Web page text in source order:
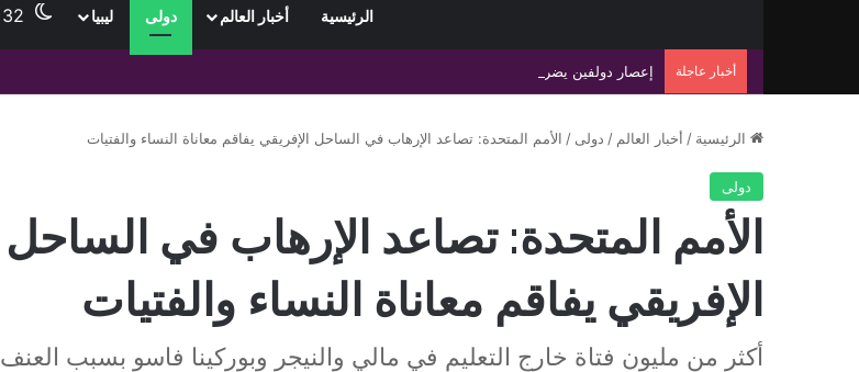
الرئيسية أخبار العالم دولى ليبيا 32
أخبار عاجلة إعصار دولفين يضرب جنوب اليابان ويضع شرق الصين في حالة تأهب
الرئيسية / أخبار العالم / دولى / الأمم المتحدة: تصاعد الإرهاب في الساحل الإفريقي يفاقم معاناة النساء والفتيات
دولى
الأمم المتحدة: تصاعد الإرهاب في الساحل
الإفريقي يفاقم معاناة النساء والفتيات
أكثر من مليون فتاة خارج التعليم في مالي والنيجر وبوركينا فاسو بسبب العنف